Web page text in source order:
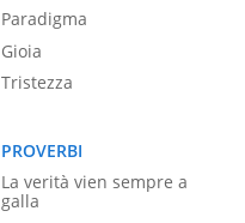
Paradigma
Gioia
Tristezza
PROVERBI
La verità vien sempre a
galla